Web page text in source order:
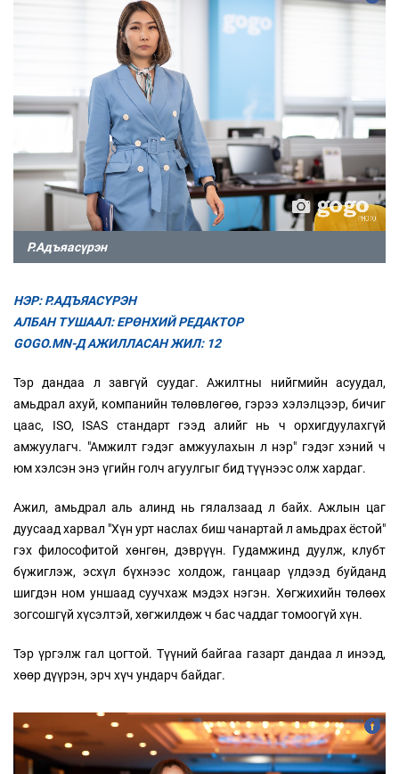
Р.Адъяасүрэн
НЭР: Р.АДЪЯАСҮРЭН
АЛБАН ТУШААЛ: ЕРӨНХИЙ РЕДАКТОР
GOGO.MN-Д АЖИЛЛАСАН ЖИЛ: 12
Тэр дандаа л завгүй суудаг. Ажилтны нийгмийн асуудал,
амьдрал ахуй, компанийн төлөвлөгөө, гэрээ хэлэлцээр, бичиг
цаас, ISO, ISAS стандарт гээд алийг нь ч орхигдуулахгүй
амжуулагч. "Амжилт гэдэг амжуулахын л нэр" гэдэг хэний ч
юм хэлсэн энэ үгийн голч агуулгыг бид түүнээс олж хардаг.
Ажил, амьдрал аль алинд нь гялалзаад л байх. Ажлын цаг
дуусаад харвал "Хүн урт наслах биш чанартай л амьдрах ёстой"
гэх философитой хөнгөн, дэврүүн. Гудамжинд дуулж, клубт
бүжиглэж, эсхүл бүхнээс холдож, ганцаар үлдээд буйданд
шигдэн ном уншаад суучхаж мэдэх нэгэн. Хөгжихийн төлөөх
зогсошгүй хүсэлтэй, хөгжилдөж ч бас чаддаг томоогүй хүн.
Тэр үргэлж гал цогтой. Түүний байгаа газарт дандаа л инээд,
хөөр дүүрэн, эрч хүч ундарч байдаг.